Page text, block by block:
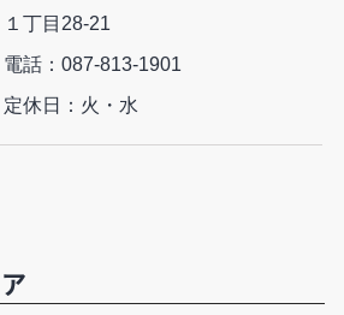
１丁目28-21
電話：087-813-1901
定休日：火・水